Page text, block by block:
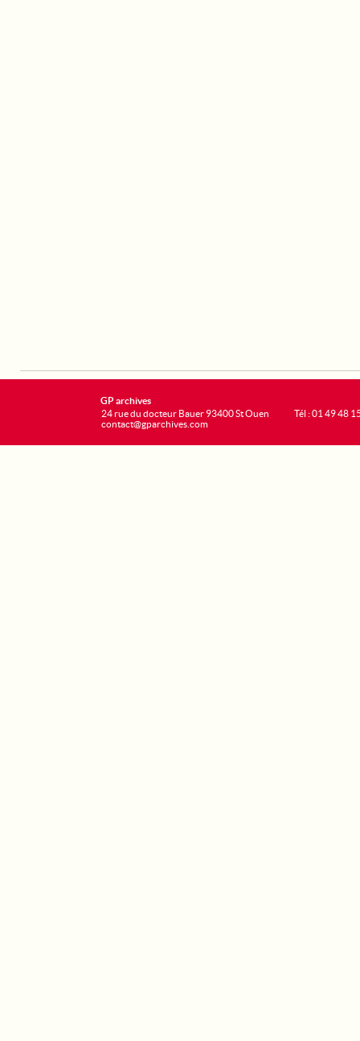
GP archives
24 rue du docteur Bauer 93400 St Ouen
contact@gparchives.com
Tél : 01 49 48